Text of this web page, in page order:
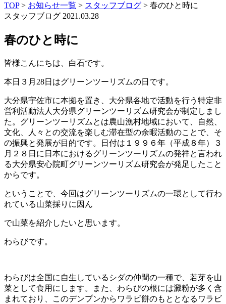
TOP> お知らせ一覧 > スタッフブログ > 春のひと時に
スタッフブログ 2021.03.28
春のひと時に
皆様こんにちは、白石です。
本日３月28日はグリーンツーリズムの日です。
大分県宇佐市に本拠を置き、大分県各地で活動を行う特定非
営利活動法人大分県グリーンツーリズム研究会が制定しまし
た。グリーンツーリズムとは農山漁村地域において、自然、
文化、人々との交流を楽しむ滞在型の余暇活動のことで、そ
の振興と発展が目的です。日付は１９９６年（平成８年）３
月２８日に日本におけるグリーンツーリズムの発祥と言われ
る大分県安心院町グリーンツーリズム研究会が発足したこと
からです。
ということで、今回はグリーンツーリズムの一環として行わ
れている山菜採りに因ん
で山菜を紹介したいと思います。
わらびです。
わらびは全国に自生しているシダの仲間の一種で、若芽を山
菜として食用にします。また、わらびの根には澱粉が多く含
まれており、このデンプンからワラビ餅のもととなるワラビ